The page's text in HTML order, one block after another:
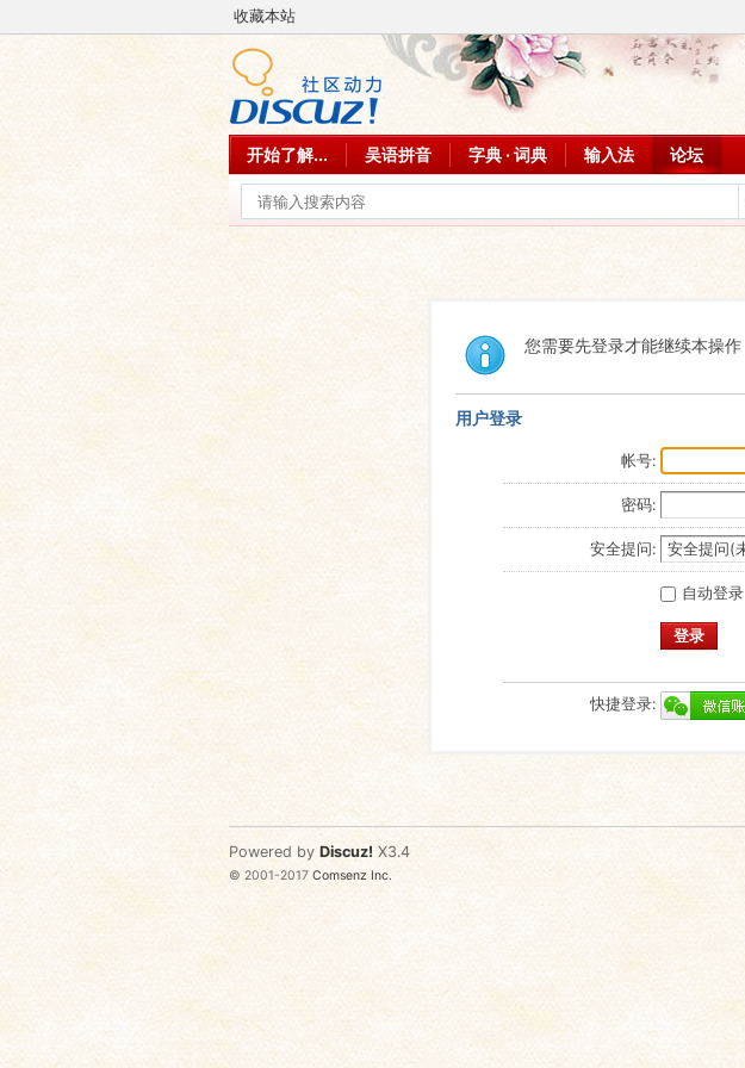
收藏本站
开始了解... 吴语拼音 字典 · 词典 输入法 论坛
您需要先登录才能继续本操作
用户登录
帐号:
密码:
安全提问:
自动登录
登录
快捷登录:
Powered by Discuz! X3.4
© 2001-2017Comsenz Inc.